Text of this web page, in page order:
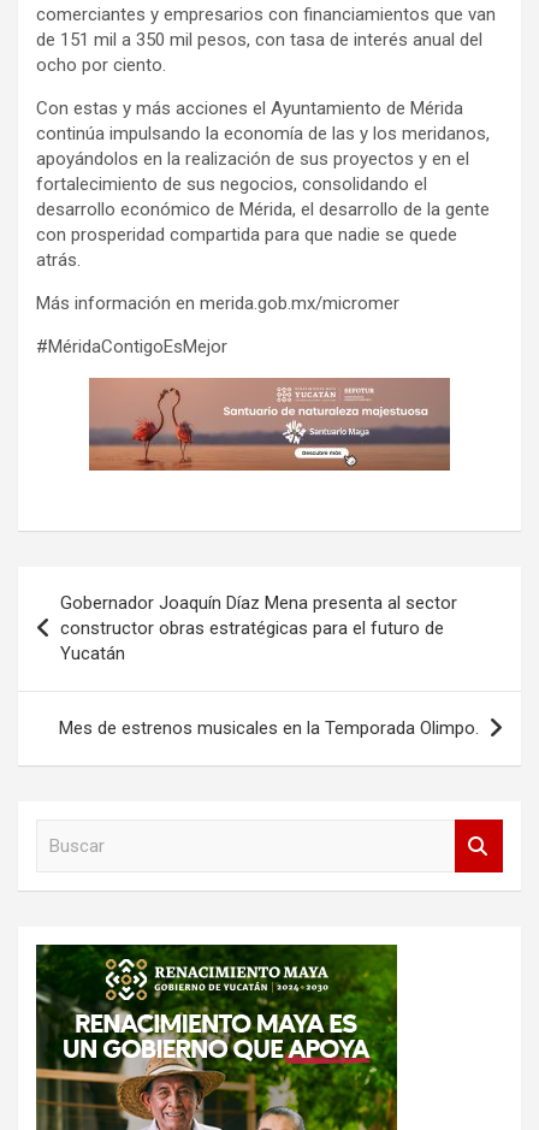
comerciantes y empresarios con financiamientos que van
de 151 mil a 350 mil pesos, con tasa de interés anual del
ocho por ciento.
Con estas y más acciones el Ayuntamiento de Mérida
continúa impulsando la economía de las y los meridanos,
apoyándolos en la realización de sus proyectos y en el
fortalecimiento de sus negocios, consolidando el
desarrollo económico de Mérida, el desarrollo de la gente
con prosperidad compartida para que nadie se quede
atrás.
Más información en merida.gob.mx/micromer
#MéridaContigoEsMejor
de
entradas
Gobernador Joaquín Díaz Mena presenta al sector
constructor obras estratégicas para el futuro de
Yucatán
Mes de estrenos musicales en la Temporada Olimpo.
r